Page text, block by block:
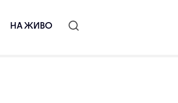
НА ЖИВО